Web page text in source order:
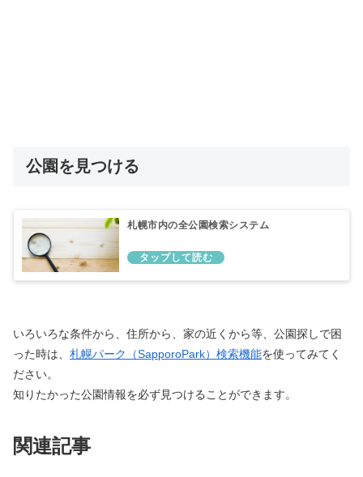
公園を見つける
札幌市内の全公園検索システム
いろいろな条件から、住所から、家の近くから等、公園探しで困
った時は、 札幌パーク（SapporoPark）検索機能を使ってみてく
ださい。
知りたかった公園情報を必ず見つけることができます。
関連記事